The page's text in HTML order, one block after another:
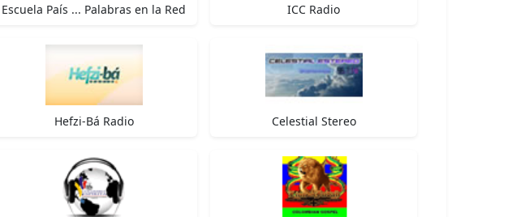
Escuela País ... Palabras en la Red ICC Radio
Hefzi-Bá Radio Celestial Stereo